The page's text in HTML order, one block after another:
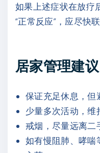
如果上述症状在放疗
“正常反应”，应尽快
居家管理建议
保证充足休息，但
少量多次活动，维
戒烟，尽量远离二
如有慢阻肺、哮喘